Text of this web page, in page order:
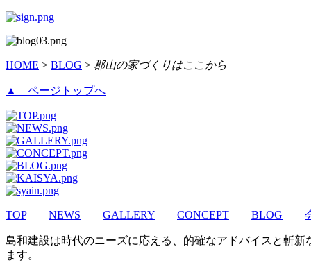
HOME > BLOG > 郡山の家づくりはここから
▲ ページトップへ
TOP NEWS GALLERY CONCEPT BLOG
島和建設は時代のニーズに応える、的確なアドバイスと斬
ます。